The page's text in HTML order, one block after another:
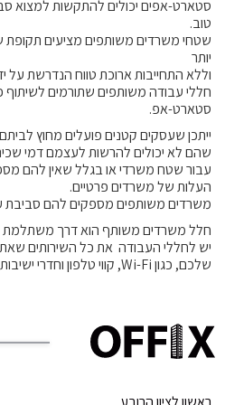
סטארט-אפים יכולים להתקשות למצוא
טוב.
שטחי משרדים משותפים מציעים תקופת
יותר
וללא התחייבות ארוכת טווח הנדרשת על
חללי עבודה משותפים שתורמים לשיתוף
סטארט-אפ.
ייתכן שעסקים קטנים פועלים מחוץ
שהם לא יכולים להרשות לעצמם דמי
עבור שטח משרדי או בגלל שאין להם
העלות של משרדים פרטיים.
משרדים משותפים מספקים להם
חלל משרדים משותף הוא דרך משתלמת
יש לחללי העבודה את כל השירותים
שלכם, כגון Wi-Fi, קווי טלפון וחדרי ישיבות.